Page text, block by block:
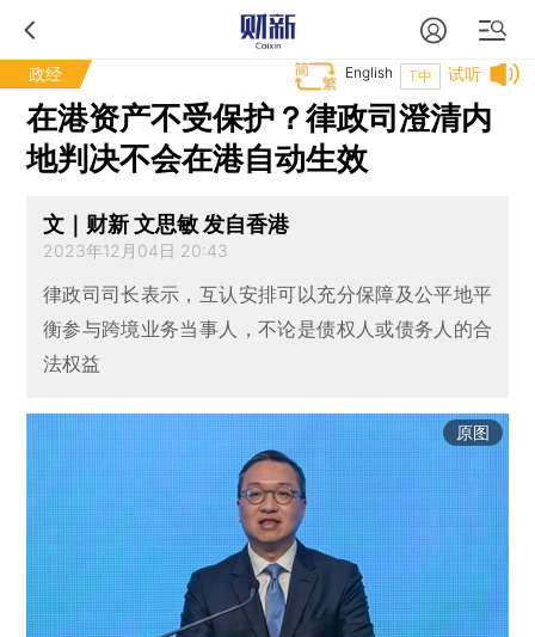
政经 试听
T中
English
在港资产不受保护？律政司澄清内
地判决不会在港自动生效
文｜财新 文思敏 发自香港
2023年12月04日 20:43
律政司司长表示，互认安排可以充分保障及公平地平
衡参与跨境业务当事人，不论是债权人或债务人的合
法权益
原图